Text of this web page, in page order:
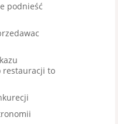
podnieść
restauracji to